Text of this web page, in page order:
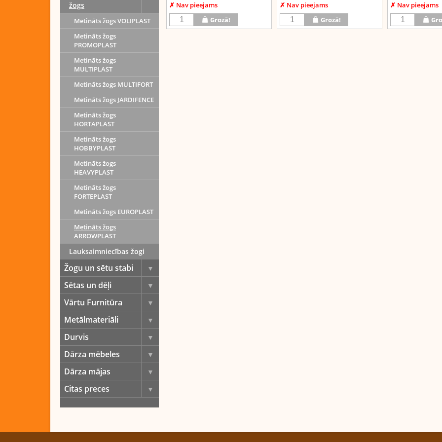
žogs
Metināts žogs VOLIPLAST
Metināts žogs
PROMOPLAST
Metināts žogs
MULTIPLAST
Metināts žogs MULTIFORT
Metināts žogs JARDIFENCE
Metināts žogs
HORTAPLAST
Metināts žogs
HOBBYPLAST
Metināts žogs
HEAVYPLAST
Metināts žogs
FORTEPLAST
Metināts žogs EUROPLAST
Metināts žogs
ARROWPLAST
Lauksaimniecības žogi
Žogu un sētu stabi
Sētas un dēļi
Vārtu Furnitūra
Metālmateriāli
Durvis
Dārza mēbeles
Dārza mājas
Citas preces
✗ Nav pieejams
Grozā!
✗ Nav pieejams
Grozā!
✗ Nav pieejams